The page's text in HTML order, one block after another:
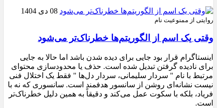
08 دی 1404
روایتی از ممنوعیت نام
وقتی یک اسم از الگوریتم‌ها خطرناک‌تر می‌شود
اینستاگرام قرار بود جایی برای دیده شدن باشد اما حالا به جایی
برای نادیده گرفتن تبدیل شده است. حذف یا محدودسازی محتوای
مرتبط با نام " سردار سلیمانی، سردار دل‌ها " فقط یک اختلال فنی
نیست نشانه‌ای روشن از سانسور هدفمند است. سانسوری که نه با
فریاد، بلکه با سکوت عمل می‌کند و دقیقاً به همین دلیل خطرناک‌تر
است.